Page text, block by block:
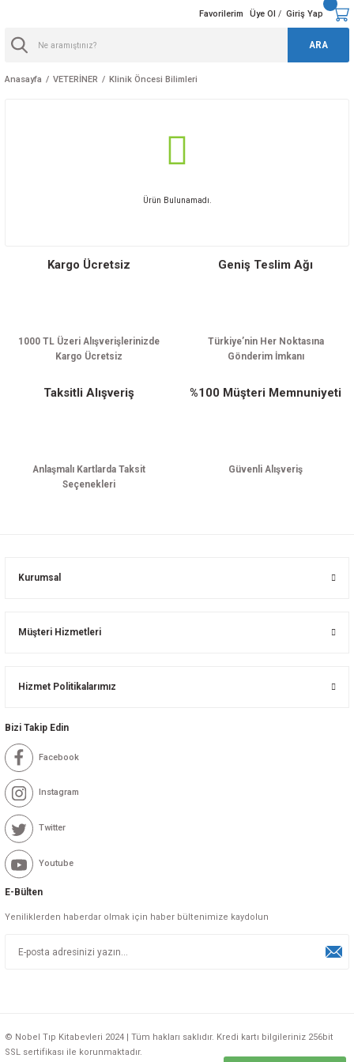
ARA
Favorilerim Üye Ol / Giriş Yap
Anasayfa VETERİNER Klinik Öncesi Bilimleri
Ürün Bulunamadı.
Kargo Ücretsiz
1000 TL Üzeri Alışverişlerinizde
Kargo Ücretsiz
Geniş Teslim Ağı
Türkiye’nin Her Noktasına
Gönderim İmkanı
Taksitli Alışveriş
Anlaşmalı Kartlarda Taksit
Seçenekleri
%100 Müşteri Memnuniyeti
Güvenli Alışveriş
Kurumsal
Müşteri Hizmetleri
Hizmet Politikalarımız
Bizi Takip Edin
Facebook
Instagram
Twitter
Youtube
E-Bülten
Yeniliklerden haberdar olmak için haber bültenimize kaydolun
© Nobel Tıp Kitabevleri 2024 | Tüm hakları saklıdır. Kredi kartı bilgileriniz 256bit
SSL sertifikası ile korunmaktadır.